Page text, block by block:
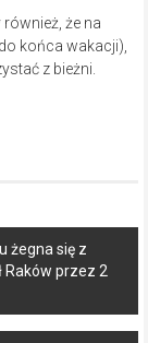
że na
końca wakacji),
z bieżni.
żegna się z
Raków przez 2